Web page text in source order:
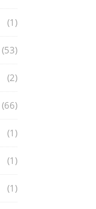
(1)
(53)
(2)
(66)
(1)
(1)
(1)